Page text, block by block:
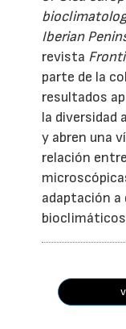
Iberian
revista
parte de la
resultados
la diversidad
y abren una
relación
adaptación